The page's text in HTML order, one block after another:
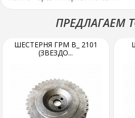
ПРЕДЛАГАЕМ
ШЕСТЕРНЯ ГРМ В_ 2101
(ЗВЕЗДО...